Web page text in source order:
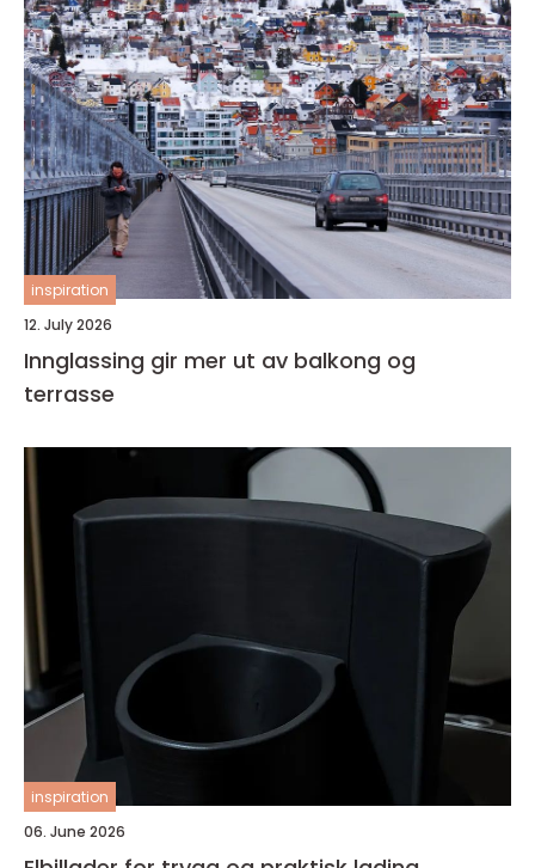
inspiration
12. July 2026
Innglassing gir mer ut av balkong og
terrasse
inspiration
06. June 2026